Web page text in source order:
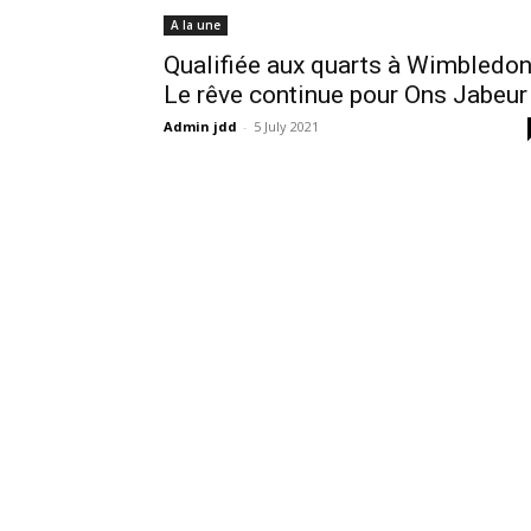
A la une
Qualifiée aux quarts à
Le rêve continue pour Ons Jabeur
Admin jdd - 5 July 2021